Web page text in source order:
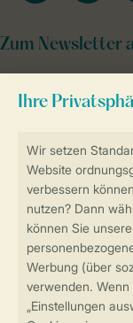
Sicher und
Sichere
Sicheres
Zum Newsletter